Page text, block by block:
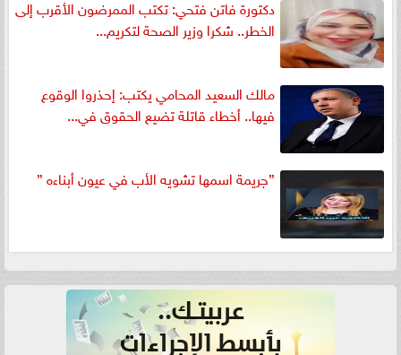
دكتورة فاتن فتحي: تكتب الممرضون الأقرب إلى
الخطر.. شكرا وزير الصحة لتكريم...
مالك السعيد المحامي يكتب: إحذروا الوقوع
فيها.. أخطاء قاتلة تضيع الحقوق في...
”جريمة اسمها تشويه الأب في عيون أبناءه ”